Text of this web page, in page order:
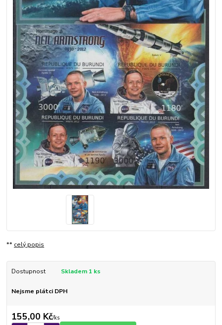
** celý popis
Dostupnost Skladem 1 ks
Nejsme plátci DPH
155,00 Kč/ks